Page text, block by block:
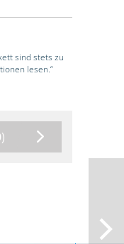
sind stets zu
lesen.“